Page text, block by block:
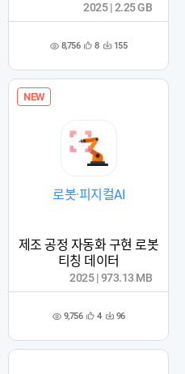
조 8,756 관
록
8 다 155
2025 | 2.25 GB
NEW
로봇·피지컬AI
제조 공정 자동화 구현 로봇
티칭 데이터
조 9,756 관
록
4 다 96
2025 | 973.13 MB